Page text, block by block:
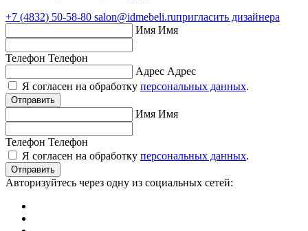
+7 (4832) 50-58-80 salon@idmebeli.ruпригласить дизайнера
Имя Имя
Телефон Телефон
Адрес Адрес
Я согласен на обработку персональных данных.
Отправить
Имя Имя
Телефон Телефон
Я согласен на обработку персональных данных.
Отправить
Авторизуйтесь через одну из социальных сетей: